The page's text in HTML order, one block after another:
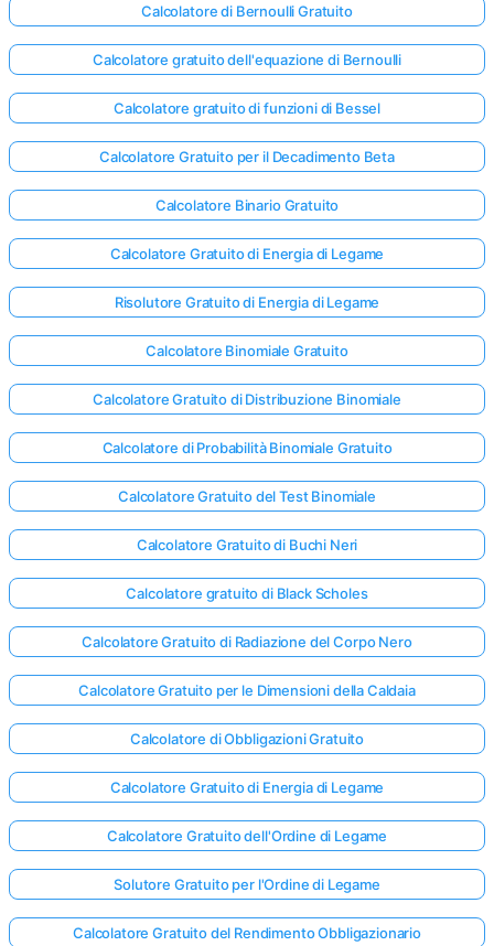
Calcolatore di Bernoulli Gratuito
Calcolatore gratuito dell'equazione di Bernoulli
Calcolatore gratuito di funzioni di Bessel
Calcolatore Gratuito per il Decadimento Beta
Calcolatore Binario Gratuito
Calcolatore Gratuito di Energia di Legame
Risolutore Gratuito di Energia di Legame
Calcolatore Binomiale Gratuito
Calcolatore Gratuito di Distribuzione Binomiale
Calcolatore di Probabilità Binomiale Gratuito
Calcolatore Gratuito del Test Binomiale
Calcolatore Gratuito di Buchi Neri
Calcolatore gratuito di Black Scholes
Calcolatore Gratuito di Radiazione del Corpo Nero
Calcolatore Gratuito per le Dimensioni della Caldaia
Calcolatore di Obbligazioni Gratuito
Calcolatore Gratuito di Energia di Legame
Calcolatore Gratuito dell'Ordine di Legame
Solutore Gratuito per l'Ordine di Legame
Calcolatore Gratuito del Rendimento Obbligazionario